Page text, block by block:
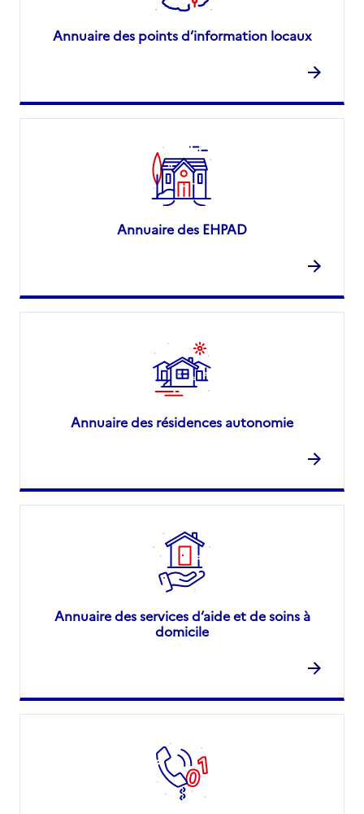
Annuaire des points d’information locaux
Annuaire des EHPAD
Annuaire des résidences autonomie
Annuaire des services d’aide et de soins à
domicile